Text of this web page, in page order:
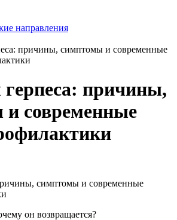
направления
причины, симптомы и современные
причины,
современные
симптомы и современные
он возвращается?